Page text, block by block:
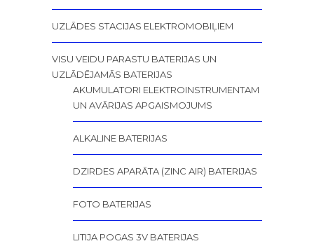
UZLĀDES STACIJAS ELEKTROMOBIĻIEM
VISU VEIDU PARASTU BATERIJAS UN
UZLĀDĒJAMĀS BATERIJAS
AKUMULATORI ELEKTROINSTRUMENTAM
UN AVĀRIJAS APGAISMOJUMS
ALKALINE BATERIJAS
DZIRDES APARĀTA (ZINC AIR) BATERIJAS
FOTO BATERIJAS
LITIJA POGAS 3V BATERIJAS